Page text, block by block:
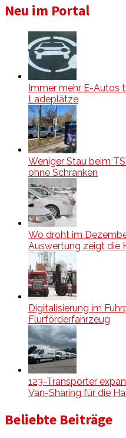
Neu im Portal
Immer mehr E-Autos
Ladeplätze
Weniger Stau beim
ohne Schranken
Wo droht im
Auswertung zeigt die
Digitalisierung im
Flurförderfahrzeug
123-Transporter
Van-Sharing für die
Beliebte Beiträge